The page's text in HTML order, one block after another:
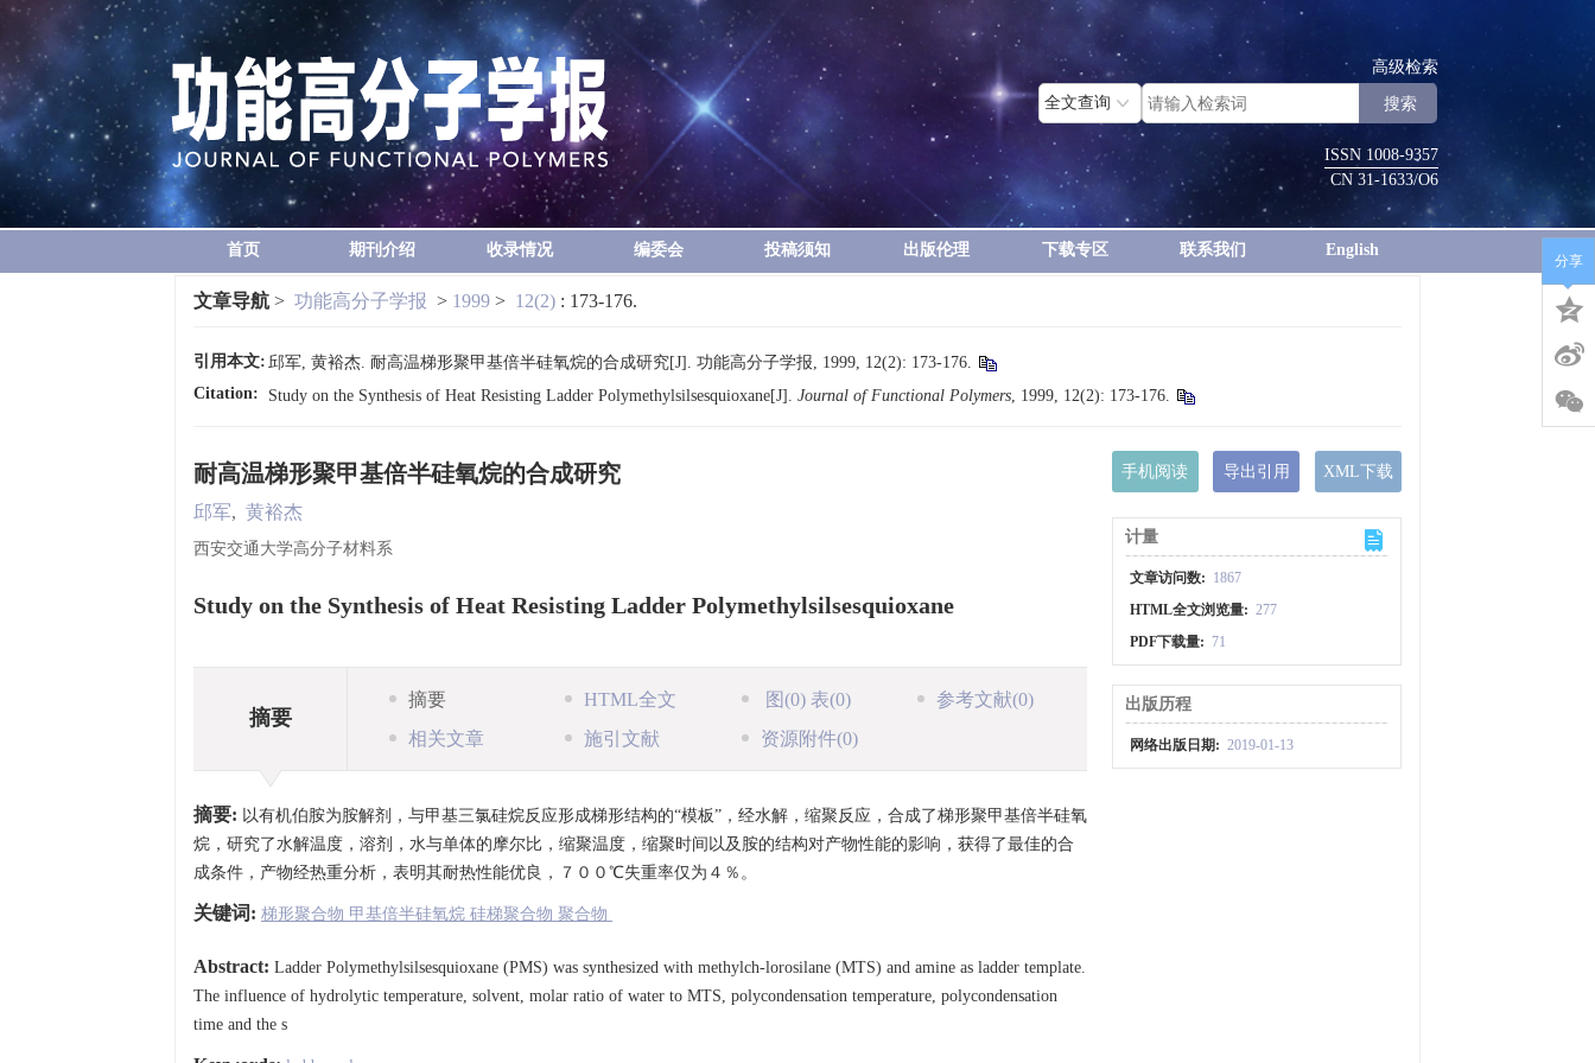
高级检索
ISSN 1008-9357
CN 31-1633/O6
首页 期刊介绍 收录情况 编委会 投稿须知 出版伦理 下载专区 联系我们 English
文章导航 > 功能高分子学报 > 1999 > 12(2) : 173-176.
引用本文: 邱军, 黄裕杰. 耐高温梯形聚甲基倍半硅氧烷的合成研究[J]. 功能高分子学报, 1999, 12(2): 173-176.
Citation:
Study on the Synthesis of Heat Resisting Ladder Polymethylsilsesquioxane[J]. Journal of Functional Polymers , 1999, 12(2): 173-176.
耐高温梯形聚甲基倍半硅氧烷的合成研究
邱军, 黄裕杰
西安交通大学高分子材料系
Study on the Synthesis of Heat Resisting Ladder Polymethylsilsesquioxane
摘要
摘要 HTML全文 图(0)表(0) 参考文献(0)
相关文章
施引文献 资源附件(0)
摘要: 以有机伯胺为胺解剂，与甲基三氯硅烷反应形成梯形结构的“模板”，经水解，缩聚反应，合成了梯形聚甲基倍半硅氧
烷，研究了水解温度，溶剂，水与单体的摩尔比，缩聚温度，缩聚时间以及胺的结构对产物性能的影响，获得了最佳的合
成条件，产物经热重分析，表明其耐热性能优良，７００℃失重率仅为４％。
关键词: 梯形聚合物 甲基倍半硅氧烷 硅梯聚合物 聚合物
Abstract: Ladder Polymethylsilsesquioxane (PMS) was synthesized with methylch-lorosilane (MTS) and amine as ladder template.
The influence of hydrolytic temperature, solvent, molar ratio of water to MTS, polycondensation temperature, polycondensation
time and the s
手机阅读 导出引用 XML下载
计量
文章访问数: 1867
HTML全文浏览量: 277
PDF下载量: 71
出版历程
网络出版日期: 2019-01-13
分享